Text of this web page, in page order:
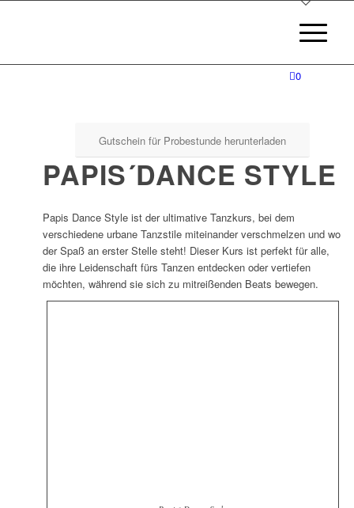
0
Gutschein für Probestunde herunterladen
PAPIS´DANCE STYLE
Papis Dance Style ist der ultimative Tanzkurs, bei dem
verschiedene urbane Tanzstile miteinander verschmelzen und wo
der Spaß an erster Stelle steht! Dieser Kurs ist perfekt für alle,
die ihre Leidenschaft fürs Tanzen entdecken oder vertiefen
möchten, während sie sich zu mitreißenden Beats bewegen.